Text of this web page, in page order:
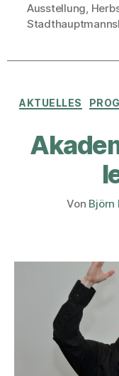
Schlagwörter
Ausstellung
AKTUELLES
Von Björn